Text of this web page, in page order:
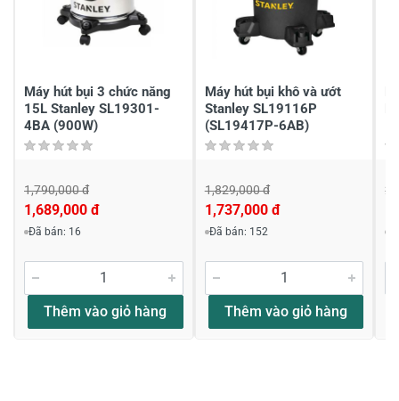
Chia sẻ nhận xét về sản phẩm
Viết nhận xét về sản phẩm
Đánh giá sao
Máy hút bụi 3 chức năng
15L Stanley SL19301-
4BA (900W)
1,790,000 đ
1,689,000 đ
Đã bán: 16
Thêm vào giỏ hàng
Máy hút bụi khô và ướt
Stanley SL19116P
(SL19417P-6AB)
1,829,000 đ
1,737,000 đ
Đã bán: 152
Thêm vào giỏ hàng